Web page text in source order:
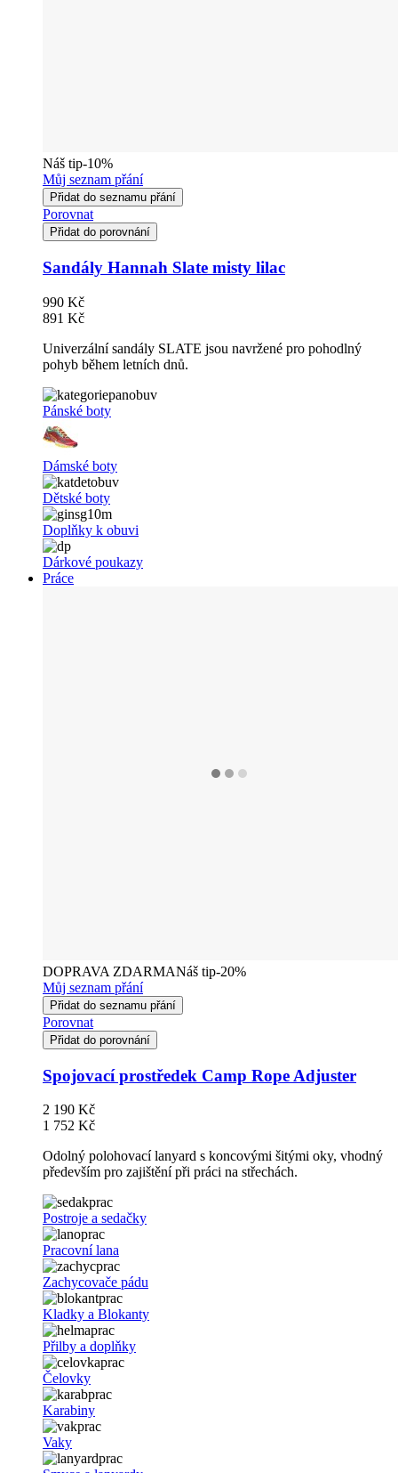
Náš tip-10%
Můj seznam přání
Přidat do seznamu přání
Porovnat
Přidat do porovnání
Sandály Hannah Slate misty lilac
990 Kč
891 Kč
Univerzální sandály SLATE jsou navržené pro pohodlný
pohyb během letních dnů.
Pánské boty
Dámské boty
Dětské boty
Doplňky k obuvi
Dárkové poukazy
Práce
DOPRAVA ZDARMANáš tip-20%
Můj seznam přání
Přidat do seznamu přání
Porovnat
Přidat do porovnání
Spojovací prostředek Camp Rope Adjuster
2 190 Kč
1 752 Kč
Odolný polohovací lanyard s koncovými šitými oky, vhodný
především pro zajištění při práci na střechách.
Postroje a sedačky
Pracovní lana
Zachycovače pádu
Kladky a Blokanty
Přilby a doplňky
Čelovky
Karabiny
Vaky